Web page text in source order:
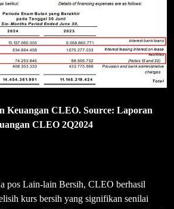
Keuangan CLEO. Source: Laporan
CLEO 2Q2024
pos Lain-lain Bersih, CLEO berhasil
kurs bersih yang signifikan senilai